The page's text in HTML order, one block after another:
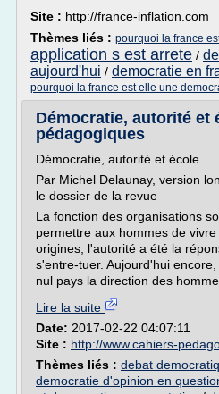
Site : http://france-inflation.com
Thèmes liés : pourquoi la france
application s est arrete /
aujourd'hui / democratie en
pourquoi la france est elle une
Démocratie, autorité et
pédagogiques
Démocratie, autorité et école
Par Michel Delaunay, version
le dossier de la revue
La fonction des organisations
permettre aux hommes de
origines, l'autorité a été la
s'entre-tuer. Aujourd'hui
nul pays la direction des
Lire la suite
Date: 2017-02-22 04:07:11
Site : http://www.cahiers-
Thèmes liés : debat
democratie d'opinion en